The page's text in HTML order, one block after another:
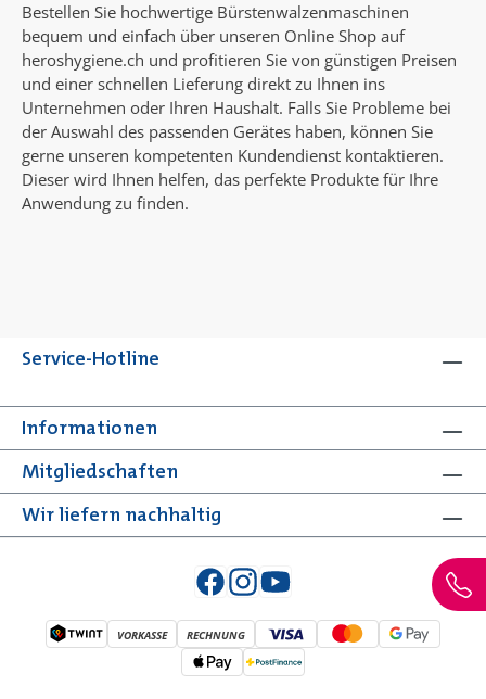
Bestellen Sie hochwertige Bürstenwalzenmaschinen
bequem und einfach über unseren Online Shop auf
heroshygiene.ch und profitieren Sie von günstigen Preisen
und einer schnellen Lieferung direkt zu Ihnen ins
Unternehmen oder Ihren Haushalt. Falls Sie Probleme bei
der Auswahl des passenden Gerätes haben, können Sie
gerne unseren kompetenten Kundendienst kontaktieren.
Dieser wird Ihnen helfen, das perfekte Produkte für Ihre
Anwendung zu finden.
Service-Hotline
Mitgliedschaften
Informationen
Wir liefern nachhaltig
VORKASSE RECHNUNG